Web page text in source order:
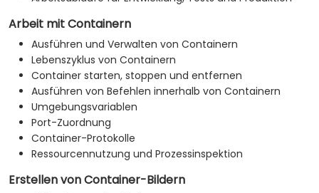
Arbeit mit Containern
Ausführen und Verwalten von Containern
Lebenszyklus von Containern
Container starten, stoppen und entfernen
Ausführen von Befehlen innerhalb von Containern
Umgebungsvariablen
Port-Zuordnung
Container-Protokolle
Ressourcennutzung und Prozessinspektion
Erstellen von Container-Bildern